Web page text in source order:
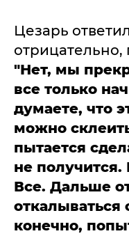
Цезарь
"Нет, мы
все только
думаете, что
можно
пытается
не получится.
Все. Дальше
конечно,